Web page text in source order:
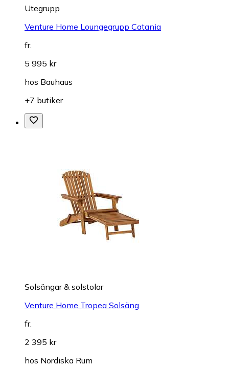
Utegrupp
Venture Home Loungegrupp Catania
fr.
5 995 kr
hos Bauhaus
+7 butiker
Solsängar & solstolar
Venture Home Tropea Solsäng
fr.
2 395 kr
hos Nordiska Rum